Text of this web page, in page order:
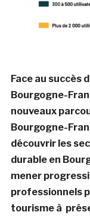
Face au succès
Bourgogne-
nouveaux
Bourgogne-
découvrir les
durable en
mener
professionnels
tourisme à